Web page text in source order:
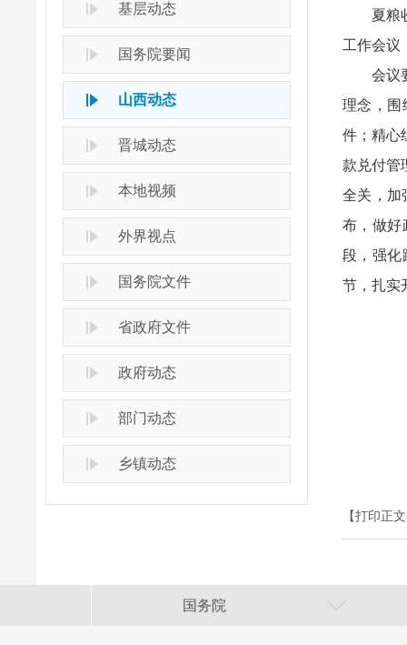
基层动态
国务院要闻
山西动态
晋城动态
本地视频
外界视点
国务院文件
省政府文件
政府动态
部门动态
乡镇动态
夏粮
工作会议
会议
理念，围
件；精心
款兑付管
全关，加
布，做好
段，强化
节，扎实
【打印正
国务院